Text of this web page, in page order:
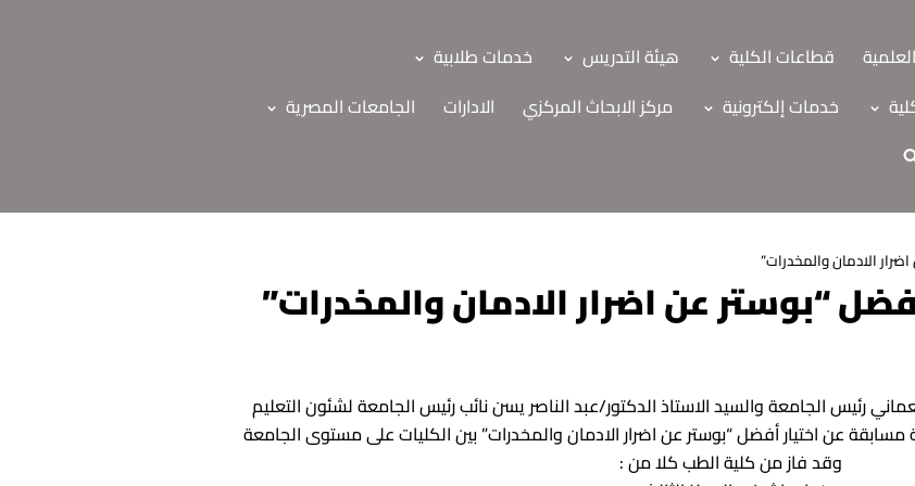
قطاعات الكلية هيئة التدريس
خدمات طلابية
خدمات إلكترونية مركز الابحاث المركزي الادارات
الجامعات المصرية
الادمان والمخدرات”
“بوستر عن اضرار الادمان والمخدرات”
رئيس الجامعة والسيد الاستاذ الدكتور/عبد الناصر يسن نائب رئيس الجامعة لشئون التعليم
مسابقة عن اختيار أفضل “بوستر عن اضرار الادمان والمخدرات” بين الكليات على مستوى الجامعة
وقد فاز من كلية الطب كلا من :